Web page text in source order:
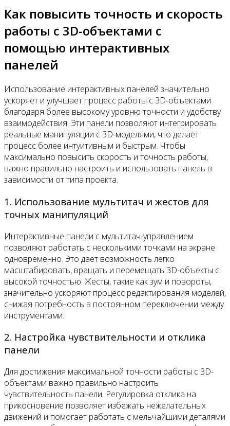
Как повысить точность и скорость
работы с 3D-объектами с
помощью интерактивных
панелей
Использование интерактивных панелей значительно
ускоряет и улучшает процесс работы с 3D-объектами
благодаря более высокому уровню точности и удобству
взаимодействия. Эти панели позволяют интегрировать
реальные манипуляции с 3D-моделями, что делает
процесс более интуитивным и быстрым. Чтобы
максимально повысить скорость и точность работы,
важно правильно настроить и использовать панель в
зависимости от типа проекта.
1. Использование мультитач и жестов для
точных манипуляций
Интерактивные панели с мультитач-управлением
позволяют работать с несколькими точками на экране
одновременно. Это дает возможность легко
масштабировать, вращать и перемещать 3D-объекты с
высокой точностью. Жесты, такие как зум и повороты,
значительно ускоряют процесс редактирования моделей,
снижая потребность в постоянном переключении между
инструментами.
2. Настройка чувствительности и отклика
панели
Для достижения максимальной точности работы с 3D-
объектами важно правильно настроить
чувствительность панели. Регулировка отклика на
прикосновение позволяет избежать нежелательных
движений и помогает работать с мельчайшими деталями